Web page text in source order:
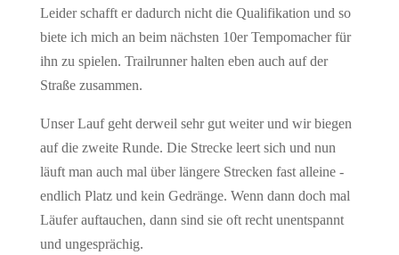
Leider schafft er dadurch nicht die Qualifikation und so
biete ich mich an beim nächsten 10er Tempomacher für
ihn zu spielen. Trailrunner halten eben auch auf der
Straße zusammen.
Unser Lauf geht derweil sehr gut weiter und wir biegen
auf die zweite Runde. Die Strecke leert sich und nun
läuft man auch mal über längere Strecken fast alleine -
endlich Platz und kein Gedränge. Wenn dann doch mal
Läufer auftauchen, dann sind sie oft recht unentspannt
und ungesprächig.